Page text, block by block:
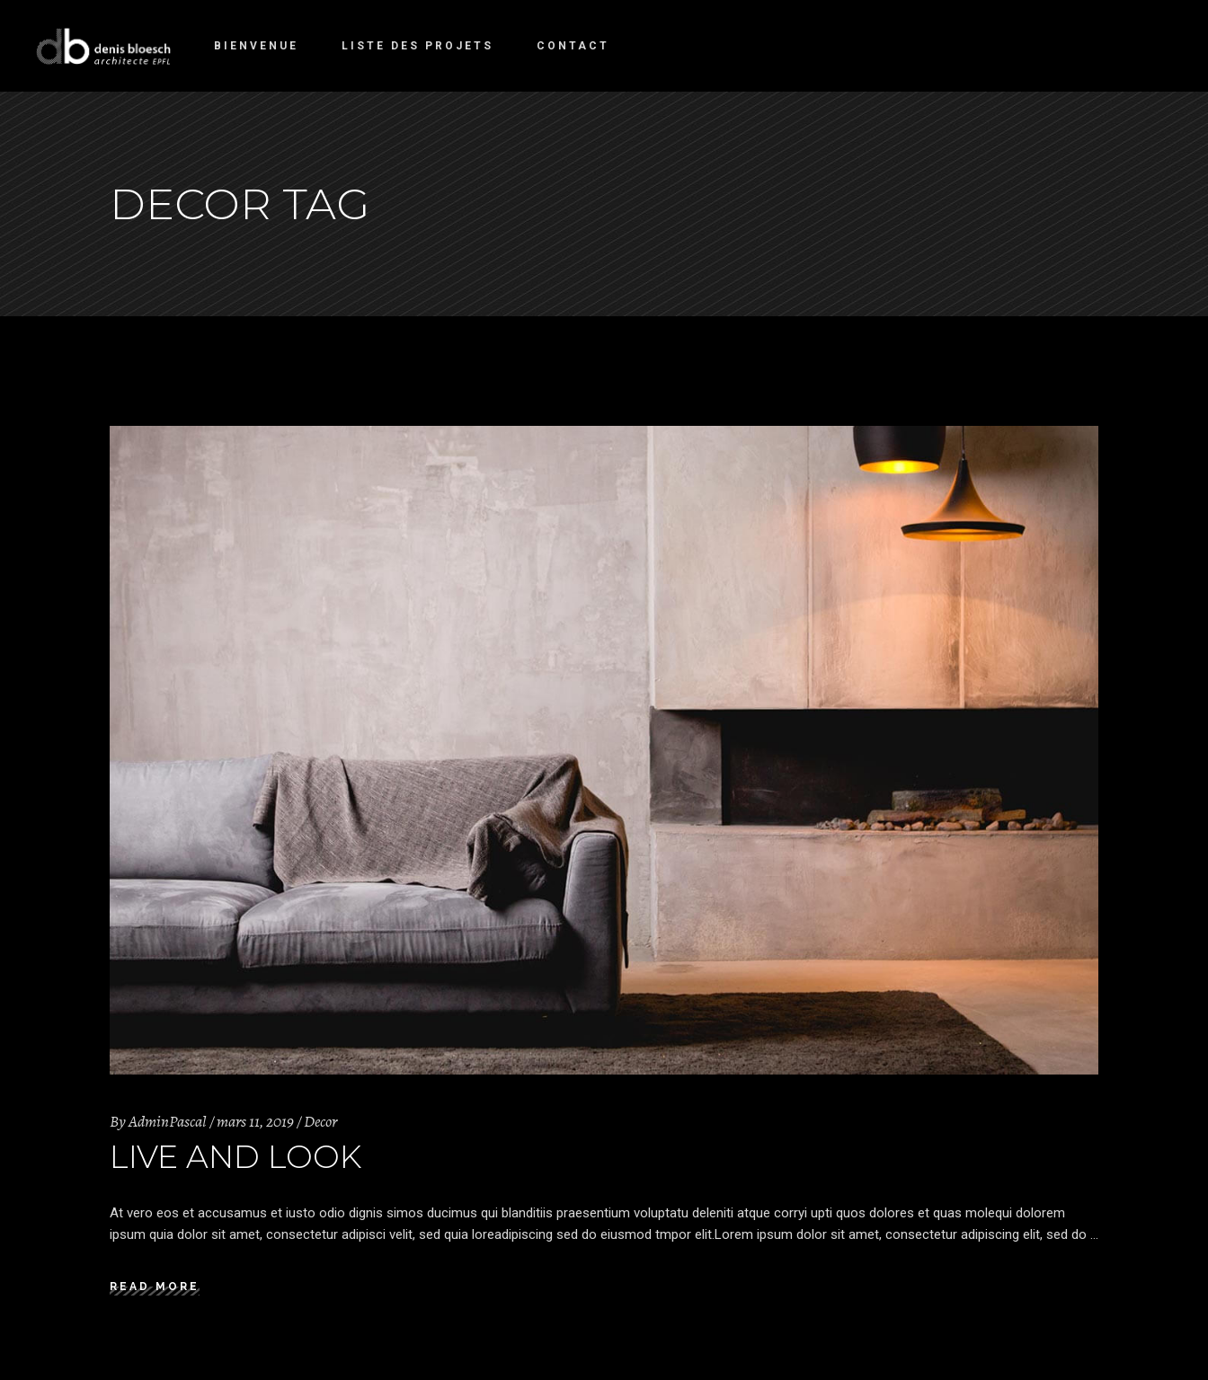
BIENVENUE LISTE DES PROJETS CONTACT
DECOR TAG
ByAdminPascal mars 11, 2019 Decor
LIVE AND LOOK
At vero eos et accusamus et iusto odio dignis simos ducimus qui blanditiis praesentium voluptatu deleniti atque corryi upti quos dolores et quas molequi dolorem
ipsum quia dolor sit amet, consectetur adipisci velit, sed quia loreadipiscing sed do eiusmod tmpor elit.Lorem ipsum dolor sit amet, consectetur adipiscing elit, sed do
READ MORE